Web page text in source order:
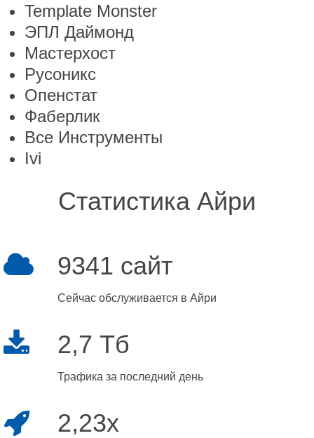
Template Monster
ЭПЛ Даймонд
Мастерхост
Русоникс
Опенстат
Фаберлик
Все Инструменты
Ivi
Статистика Айри
9341 сайт
Сейчас обслуживается в Айри
2,7 Тб
Трафика за последний день
2,23x